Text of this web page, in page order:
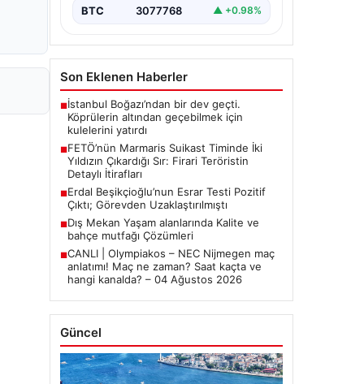
bırakmıyor. Bu girişimin…
BTC 3077768 ▲ +0.98%
Son Eklenen Haberler
■İstanbul Boğazı’ndan bir dev geçti.
Köprülerin altından geçebilmek için
kulelerini yatırdı
■FETÖ’nün Marmaris Suikast Timinde İki
Yıldızın Çıkardığı Sır: Firari Teröristin
Detaylı İtirafları
■Erdal Beşikçioğlu’nun Esrar Testi Pozitif
Çıktı; Görevden Uzaklaştırılmıştı
■Dış Mekan Yaşam alanlarında Kalite ve
bahçe mutfağı Çözümleri
■CANLI | Olympiakos – NEC Nijmegen maç
anlatımı! Maç ne zaman? Saat kaçta ve
hangi kanalda? – 04 Ağustos 2026
Güncel